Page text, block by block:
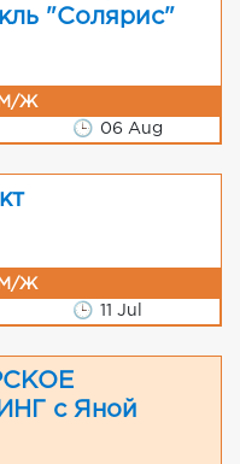
"Солярис"
М/Ж
🕒 06 Aug
М/Ж
🕒 11 Jul
с Яной